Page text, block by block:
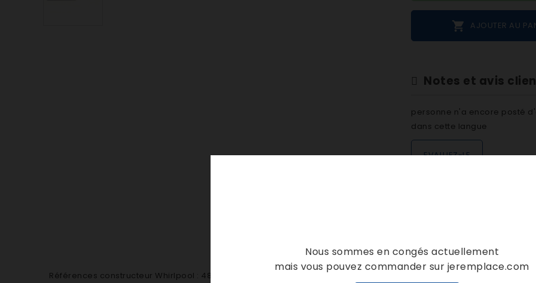
 AJOUTER AU
Notes et avis
personne n'a encore posté
dans cette langue
EVALUEZ-LE
Références constructeur Whirlpool : 481241818521 480112100694 480112100656 C00345000
Nous sommes en congés actuellement
mais vous pouvez commander sur jeremplace.com